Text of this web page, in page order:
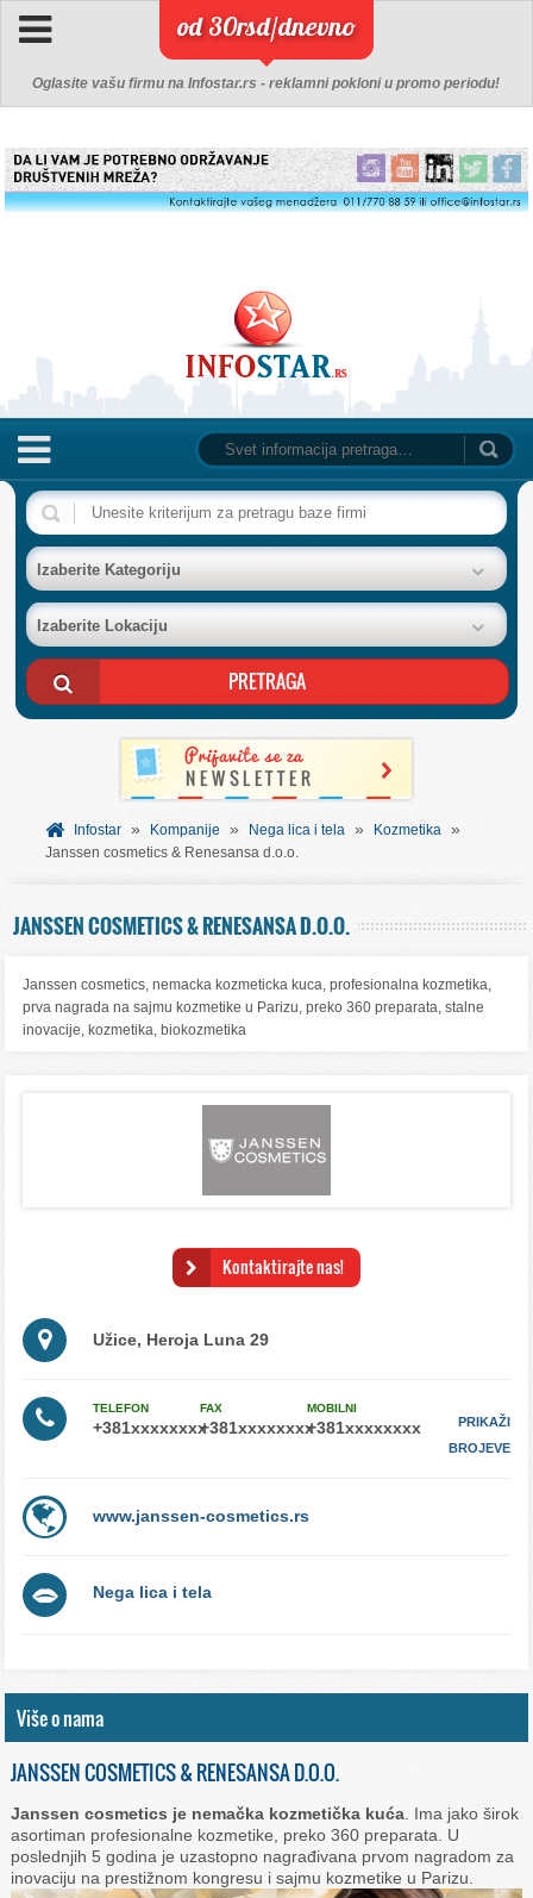
od 30rsd/dnevno
Oglasite vašu firmu na Infostar.rs - reklamni pokloni u promo periodu!
NASLOVNA
BAZA FIRMI
POSLOVNI OGLASI
AKCIJE I KATALOZI
BESPLATNI VAUČERI
SVET INFORMACIJA
Izaberite Kategoriju
Izaberite Lokaciju
Infostar » Kompanije » Nega lica i tela » Kozmetika »
Janssen cosmetics & Renesansa d.o.o.
JANSSEN COSMETICS & RENESANSA D.O.O.
Janssen cosmetics, nemacka kozmeticka kuca, profesionalna kozmetika,
prva nagrada na sajmu kozmetike u Parizu, preko 360 preparata, stalne
inovacije, kozmetika, biokozmetika
Kontaktirajte nas!
Užice, Heroja Luna 29
TELEFON FAX MOBILNI
PRIKAŽI
BROJEVE
www.janssen-cosmetics.rs
Nega lica i tela
Više o nama
JANSSEN COSMETICS & RENESANSA D.O.O.
Janssen cosmetics je nemačka kozmetička kuća . Ima jako širok
asortiman profesionalne kozmetike, preko 360 preparata. U
poslednjih 5 godina je uzastopno nagrađivana prvom nagradom za
inovaciju na prestižnom kongresu i sajmu kozmetike u Parizu.